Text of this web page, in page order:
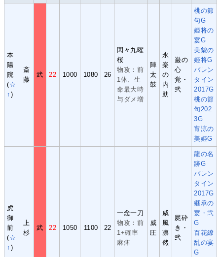
本
陽
院
(☆
↑ )
斎
藤
武 22 1000 1080 26
閃々九曜
桜
物攻：前
1体、生
命最大時
与ダメ増
陣
太
鼓
永
楽
の
内
助
巌の
心
覚・
弐
桃の節
句G
姫将の
宴G
美貌の
姫将G
バレン
タイン
2017G
桃の節
句202
3G
宵涼の
美姫G
虎
御
前
(☆
↑ )
上
杉
武 22 1050 1100 22
一念一刀
物攻：前
1+確率
麻痺
威
圧
威
風
凛
然
屍砕
き・
弐
龍の名
跡G
バレン
タイン
2017G
継承の
宴・弐
G
百花繚
乱の宴
G